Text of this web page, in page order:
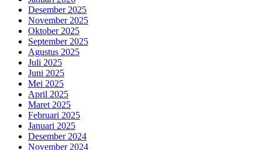
Desember 2025
November 2025
Oktober 2025
September 2025
Agustus 2025
Juli 2025
Juni 2025
Mei 2025
April 2025
Maret 2025
Februari 2025
Januari 2025
Desember 2024
November 2024